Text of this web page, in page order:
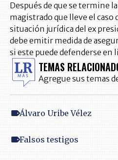
Después de que se termine
magistrado que lleve el caso
situación jurídica del ex
debe emitir medida de
si este puede defenderse en
TEMAS
Agregue sus temas
Álvaro Uribe Vélez
Falsos testigos